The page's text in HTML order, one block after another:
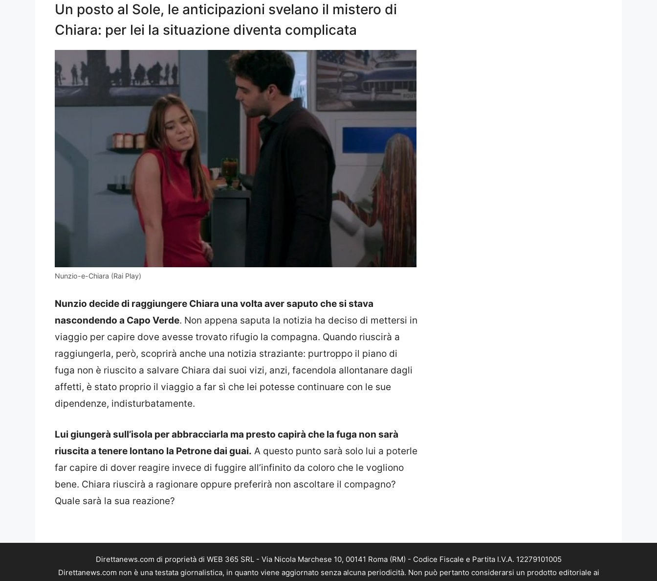
Un posto al Sole, le anticipazioni svelano il mistero di
Chiara: per lei la situazione diventa complicata
Nunzio-e-Chiara (Rai Play)
Nunzio decide di raggiungere Chiara una volta aver saputo che si stava
nascondendo a Capo Verde. Non appena saputa la notizia ha deciso di mettersi in
viaggio per capire dove avesse trovato rifugio la compagna. Quando riuscirà a
raggiungerla, però, scoprirà anche una notizia straziante: purtroppo il piano di
fuga non è riuscito a salvare Chiara dai suoi vizi, anzi, facendola allontanare dagli
affetti, è stato proprio il viaggio a far sì che lei potesse continuare con le sue
dipendenze, indisturbatamente.
Lui giungerà sull’isola per abbracciarla ma presto capirà che la fuga non sarà
riuscita a tenere lontano la Petrone dai guai. A questo punto sarà solo lui a poterle
far capire di dover reagire invece di fuggire all’infinito da coloro che le vogliono
bene. Chiara riuscirà a ragionare oppure preferirà non ascoltare il compagno?
Quale sarà la sua reazione?
Direttanews.com di proprietà di WEB 365 SRL - Via Nicola Marchese 10, 00141 Roma (RM) - Codice Fiscale e Partita I.V.A. 12279101005
Direttanews.com non è una testata giornalistica, in quanto viene aggiornato senza alcuna periodicità. Non può pertanto considerarsi un prodotto editoriale ai